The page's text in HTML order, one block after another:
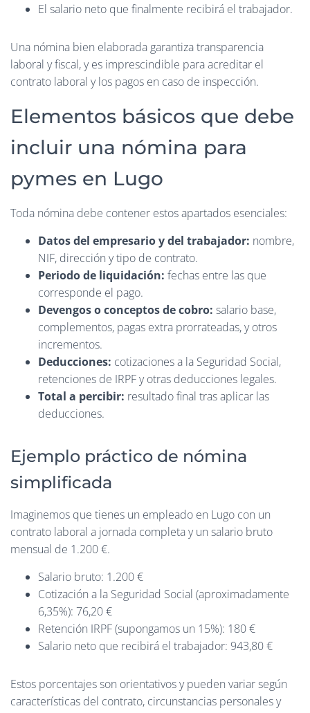
El salario neto que finalmente recibirá el trabajador.
Una nómina bien elaborada garantiza transparencia
laboral y fiscal, y es imprescindible para acreditar el
contrato laboral y los pagos en caso de inspección.
Elementos básicos que debe
incluir una nómina para
pymes en Lugo
Toda nómina debe contener estos apartados esenciales:
Datos del empresario y del trabajador: nombre,
NIF, dirección y tipo de contrato.
Periodo de liquidación: fechas entre las que
corresponde el pago.
Devengos o conceptos de cobro: salario base,
complementos, pagas extra prorrateadas, y otros
incrementos.
Deducciones: cotizaciones a la Seguridad Social,
retenciones de IRPF y otras deducciones legales.
Total a percibir: resultado final tras aplicar las
deducciones.
Ejemplo práctico de nómina
simplificada
Imaginemos que tienes un empleado en Lugo con un
contrato laboral a jornada completa y un salario bruto
mensual de 1.200 €.
Salario bruto: 1.200 €
Cotización a la Seguridad Social (aproximadamente
6,35%): 76,20 €
Retención IRPF (supongamos un 15%): 180 €
Salario neto que recibirá el trabajador: 943,80 €
Estos porcentajes son orientativos y pueden variar según
características del contrato, circunstancias personales y